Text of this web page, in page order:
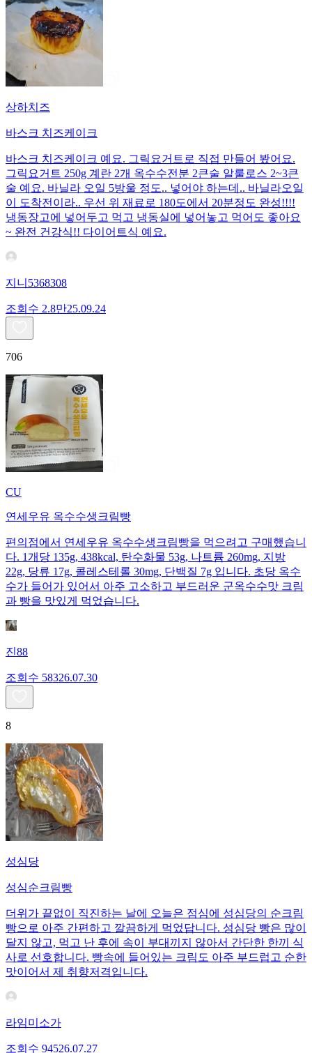
상하치즈
바스크 치즈케이크
바스크 치즈케이크 예요. 그릭요거트로 직접 만들어 봤어요.
그릭요거트 250g 계란 2개 옥수수전분 2큰술 알룰로스 2~3큰
술 예요. 바닐라 오일 5방울 정도.. 넣어야 하는데.. 바닐라오일
이 도착전이라.. 우선 위 재료로 180도에서 20분정도 완성!!!!
냉동장고에 넣어두고 먹고 냉동실에 넣어놓고 먹어도 좋아요
~ 완전 건강식!! 다이어트식 예요.
지니5368308
조회수 2.8만25.09.24
706
CU
연세우유 옥수수생크림빵
편의점에서 연세우유 옥수수생크림빵을 먹으려고 구매했습니
다. 1개당 135g, 438kcal, 탄수화물 53g, 나트륨 260mg, 지방
22g, 당류 17g, 콜레스테롤 30mg, 단백질 7g 입니다. 초당 옥수
수가 들어가 있어서 아주 고소하고 부드러운 군옥수수맛 크림
과 빵을 맛있게 먹었습니다.
진88
조회수 58326.07.30
8
성심당
성심순크림빵
더위가 끝없이 직진하는 날에 오늘은 점심에 성심당의 순크림
빵으로 아주 간편하고 깔끔하게 먹었답니다. 성심당 빵은 많이
달지 않고, 먹고 난 후에 속이 부대끼지 않아서 간단한 한끼 식
사로 선호합니다. 빵속에 들어있는 크림도 아주 부드럽고 순한
맛이어서 제 취향저격입니다.
라임미소가
조회수 94526.07.27